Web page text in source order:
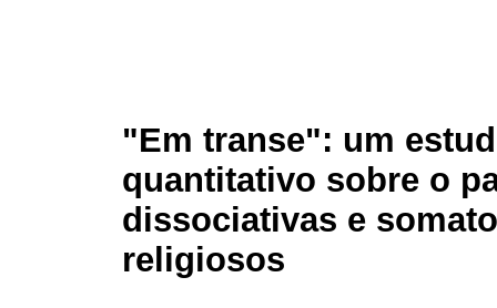
"Em transe": um
quantitativo sobre o
dissociativas e
religiosos